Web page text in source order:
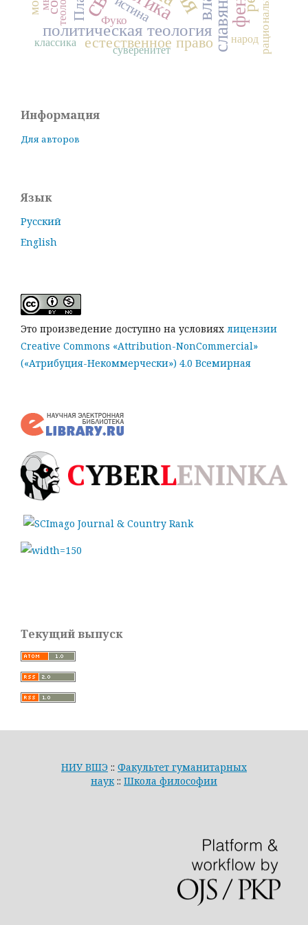
политическая теология
естественное право
истина
Фуко
суверенитет
народ
классика
Информация
Для авторов
Язык
Русский
English
Это произведение доступно на условиях лицензии
Creative Commons «Attribution-NonCommercial»
(«Атрибуция-Некоммерчески») 4.0 Всемирная
Текущий выпуск
НИУ ВШЭ :: Факультет гуманитарных
наук:: Школа философии